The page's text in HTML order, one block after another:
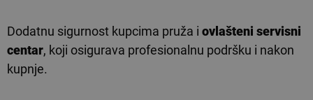
Dodatnu sigurnost kupcima pruža i ovlašteni servisni
centar, koji osigurava profesionalnu podršku i nakon
kupnje.